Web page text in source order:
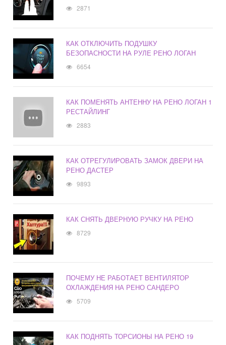
2871
КАК ОТКЛЮЧИТЬ ПОДУШКУ
БЕЗОПАСНОСТИ НА РУЛЕ РЕНО ЛОГАН
6654
КАК ПОМЕНЯТЬ АНТЕННУ НА РЕНО ЛОГАН 1
РЕСТАЙЛИНГ
2883
КАК ОТРЕГУЛИРОВАТЬ ЗАМОК ДВЕРИ НА
РЕНО ДАСТЕР
9893
КАК СНЯТЬ ДВЕРНУЮ РУЧКУ НА РЕНО
8729
ПОЧЕМУ НЕ РАБОТАЕТ ВЕНТИЛЯТОР
ОХЛАЖДЕНИЯ НА РЕНО САНДЕРО
5709
КАК ПОДНЯТЬ ТОРСИОНЫ НА РЕНО 19